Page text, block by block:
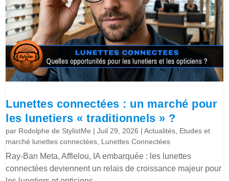
Lunettes connectées : un marché pour
les lunetiers « traditionnels » ?
par Rodolphe de StylistMe |Juil 29, 2026 |Actualités Etudes et
marché lunettes connectées Lunettes Connectées
Ray-Ban Meta, Afflelou, IA embarquée : les lunettes
connectées deviennent un relais de croissance majeur pour